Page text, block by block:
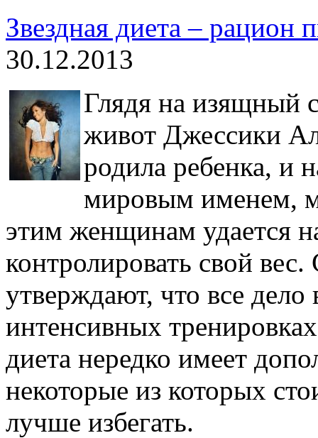
Звездная диета – рацион
30.12.2013
Глядя на изящный
живот Джессики
родила ребенка, и
мировым именем,
этим женщинам удается
контролировать свой
утверждают, что все
интенсивных
диета нередко имеет
некоторые из которых
лучше избегать.